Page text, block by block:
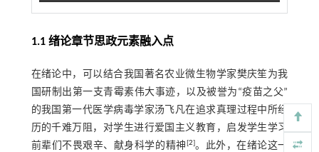
1.1 绪论章节思政元素融入点
在绪论中，可以结合我国著名农业微生物学家樊庆笙为我
国研制出第一支青霉素伟大事迹，以及被誉为“疫苗之父”
的我国第一代医学病毒学家汤飞凡在追求真理过程中所经
历的千难万阻，对学生进行爱国主义教育，启发学生学习
前辈们不畏艰辛、献身科学的精神 [2]。此外，在绪论这一